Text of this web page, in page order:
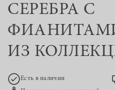
СЕРЕБРА С
ИЗ
Есть в наличии